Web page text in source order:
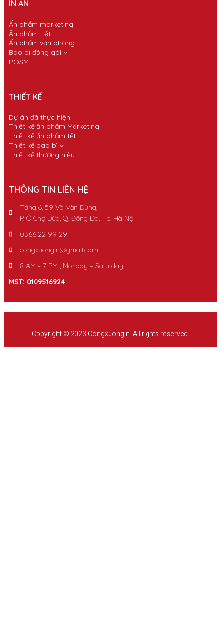
IN ẤN
Ấn phẩm marketing
Ấn phẩm Tết
Ấn phẩm văn phòng
Bao bì đóng gói
POSM
THIẾT KẾ
Dự án đã thực hiện
Thiết kế ấn phẩm Marketing
Thiết kế ấn phẩm tết
Thiết kế bao bì
Thiết kế thương hiệu
THÔNG TIN LIÊN HỆ
Tầng 6, 59 Võ Văn Dũng,
P. Ô Chợ Dừa, Q. Đống Đa, Tp. Hà Nội
0366 22 99 29
congxuongin@gmail.com
8 AM – 7 PM , Monday – Saturday
MST: 0109516924
Copyright © 2023 Congxuongin. All rights reserved.